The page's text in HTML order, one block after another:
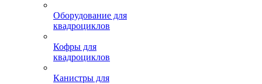
Оборудование для
квадроциклов
Кофры для
квадроциклов
Канистры для